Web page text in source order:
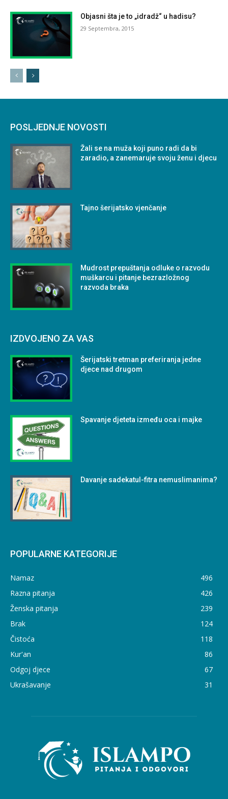
Objasni šta je to „idradž“ u hadisu?
29 Septembra, 2015
POSLJEDNJE NOVOSTI
Žali se na muža koji puno radi da bi
zaradio, a zanemaruje svoju ženu i djecu
Tajno šerijatsko vjenčanje
Mudrost prepuštanja odluke o razvodu
muškarcu i pitanje bezrazložnog
razvoda braka
IZDVOJENO ZA VAS
Šerijatski tretman preferiranja jedne
djece nad drugom
Spavanje djeteta između oca i majke
Davanje sadekatul-fitra nemuslimanima?
POPULARNE KATEGORIJE
Namaz
496
Razna pitanja
426
Ženska pitanja
239
Brak
124
Čistoća
118
Kur'an
86
Odgoj djece
67
Ukrašavanje
31